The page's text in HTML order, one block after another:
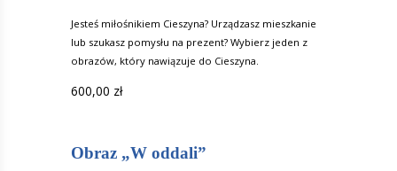
Jesteś miłośnikiem Cieszyna? Urządzasz mieszkanie
lub szukasz pomysłu na prezent? Wybierz jeden z
obrazów, który nawiązuje do Cieszyna.
600,00 zł
Obraz „W oddali”